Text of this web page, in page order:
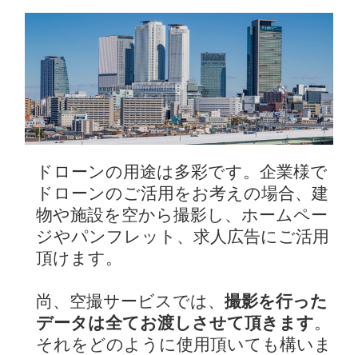
ドローンの用途は多彩です。企業様で
ドローンのご活用をお考えの場合、建
物や施設を空から撮影し、ホームペー
ジやパンフレット、求人広告にご活用
頂けます。
尚、空撮サービスでは、 撮影を行った
データは全てお渡しさせて頂きます。
それをどのように使用頂いても構いま